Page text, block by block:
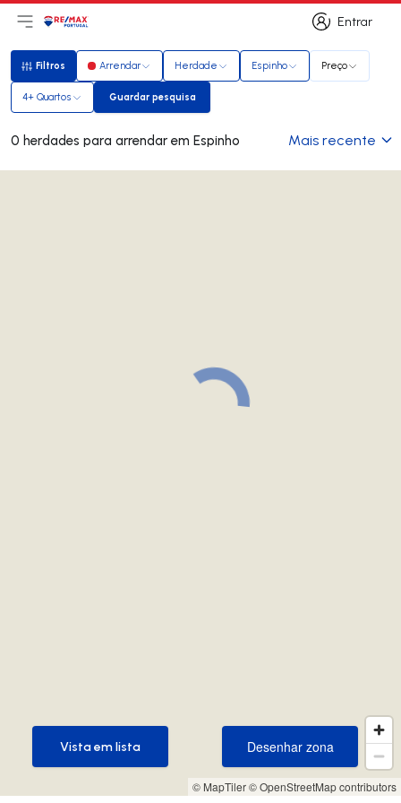
Entrar
Entrar
Abri menu principal
LogoIr para página inicial
Filtros
Filtros Arrendar Herdade Espinho Preço
4+ Quartos Guardar pesquisa
Guardar pesquisa
0 herdades para arrendar em Espinho Mais recente
© MapTiler© OpenStreetMap contributors
Desenhar zona
Desenhar zona
Vista em lista
Vista em lista